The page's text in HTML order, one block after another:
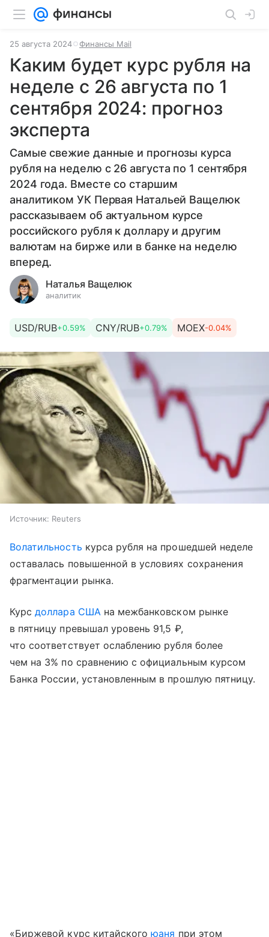
25 августа 2024 Финансы Mail
Каким будет курс рубля на
неделе с 26 августа по 1
сентября 2024: прогноз
эксперта
Самые свежие данные и прогнозы курса
рубля на неделю с 26 августа по 1 сентября
2024 года. Вместе со старшим
аналитиком УК Первая Натальей Ващелюк
рассказываем об актуальном курсе
российского рубля к доллару и другим
валютам на бирже или в банке на неделю
вперед.
Наталья Ващелюк
аналитик
USD/RUB+0.59% CNY/RUB+0.79% MOEX-0.04%
Источник: Reuters
Волатильность курса рубля на прошедшей неделе
оставалась повышенной в условиях сохранения
фрагментации рынка.
Курсдоллара США на межбанковском рынке
в пятницу превышал уровень 91,5 ₽,
что соответствует ослаблению рубля более
чем на 3% по сравнению с официальным курсом
Банка России, установленным в прошлую пятницу.
«Биржевой курс китайскогоюаня при этом